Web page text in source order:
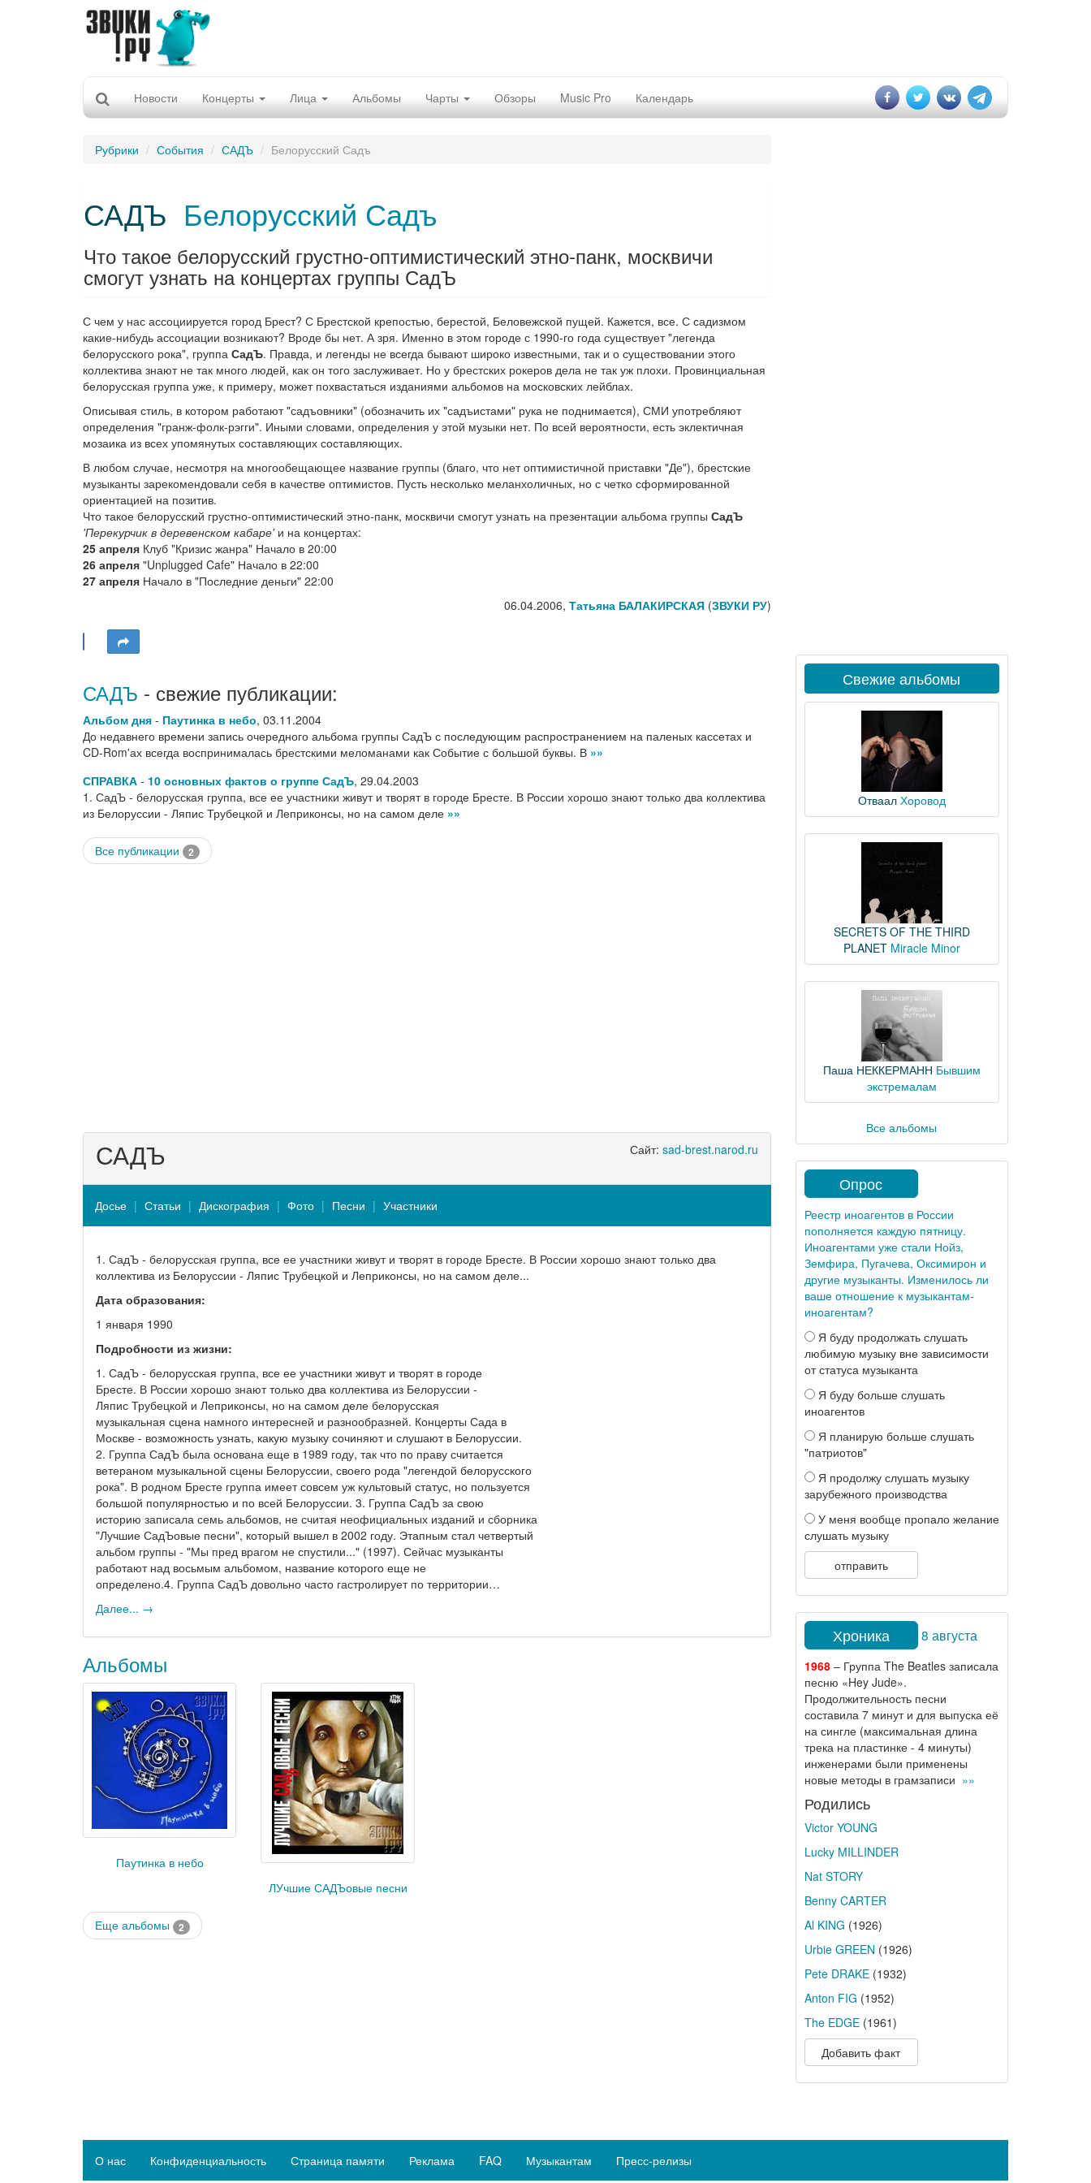
Новости Концерты Лица Альбомы Чарты Обзоры Music Pro Календарь
Рубрики События САДЪ Белорусский Садъ
САДЪ Белорусский Садъ
Что такое белорусский грустно-оптимистический этно-панк, москвичи
смогут узнать на концертах группы СадЪ
С чем у нас ассоциируется город Брест? С Брестской крепостью, берестой, Беловежской пущей. Кажется, все. С садизмом
какие-нибудь ассоциации возникают? Вроде бы нет. А зря. Именно в этом городе с 1990-го года существует "легенда
белорусского рока", группа СадЪ. Правда, и легенды не всегда бывают широко известными, так и о существовании этого
коллектива знают не так много людей, как он того заслуживает. Но у брестских рокеров дела не так уж плохи. Провинциальная
белорусская группа уже, к примеру, может похвастаться изданиями альбомов на московских лейблах.
Описывая стиль, в котором работают "садъовники" (обозначить их "садъистами" рука не поднимается), СМИ употребляют
определения "гранж-фолк-рэгги". Иными словами, определения у этой музыки нет. По всей вероятности, есть эклектичная
мозаика из всех упомянутых составляющих составляющих.
В любом случае, несмотря на многообещающее название группы (благо, что нет оптимистичной приставки "Де"), брестские
музыканты зарекомендовали себя в качестве оптимистов. Пусть несколько меланхоличных, но с четко сформированной
ориентацией на позитив.
Что такое белорусский грустно-оптимистический этно-панк, москвичи смогут узнать на презентации альбома группы СадЪ
'Перекурчик в деревенском кабаре'и на концертах:
25 апреля Клуб "Кризис жанра" Начало в 20:00
26 апреля "Unplugged Cafe" Начало в 22:00
27 апреля Начало в "Последние деньги" 22:00
06.04.2006, Татьяна БАЛАКИРСКАЯ(ЗВУКИ РУ)
САДЪ - свежие публикации:
Альбом дня - Паутинка в небо, 03.11.2004
До недавнего времени запись очередного альбома группы СадЪ с последующим распространением на паленых кассетах и
CD-Rom'ах всегда воспринималась брестскими меломанами как Событие с большой буквы. В »»
СПРАВКА - 10 основных фактов о группе СадЪ, 29.04.2003
1. СадЪ - белорусская группа, все ее участники живут и творят в городе Бресте. В России хорошо знают только два коллектива
из Белоруссии - Ляпис Трубецкой и Леприконсы, но на самом деле »»
Все публикации 2
Сайт: sad-brest.narod.ru
САДЪ
Досье Статьи Дискография Фото Песни Участники
1. СадЪ - белорусская группа, все ее участники живут и творят в городе Бресте. В России хорошо знают только два
коллектива из Белоруссии - Ляпис Трубецкой и Леприконсы, но на самом деле...
Дата образования:
1 января 1990
Подробности из жизни:
1. СадЪ - белорусская группа, все ее участники живут и творят в городе
Бресте. В России хорошо знают только два коллектива из Белоруссии -
Ляпис Трубецкой и Леприконсы, но на самом деле белорусская
музыкальная сцена намного интересней и разнообразней. Концерты Сада в
Москве - возможность узнать, какую музыку сочиняют и слушают в Белоруссии.
2. Группа СадЪ была основана еще в 1989 году, так что по праву считается
ветераном музыкальной сцены Белоруссии, своего рода "легендой белорусского
рока". В родном Бресте группа имеет совсем уж культовый статус, но пользуется
большой популярностью и по всей Белоруссии. 3. Группа СадЪ за свою
историю записала семь альбомов, не считая неофициальных изданий и сборника
"Лучшие СадЪовые песни", который вышел в 2002 году. Этапным стал четвертый
альбом группы - "Мы пред врагом не спустили..." (1997). Сейчас музыканты
работают над восьмым альбомом, название которого еще не
определено.4. Группа СадЪ довольно часто гастролирует по территории…
Далее... →
Альбомы
Паутинка в небо
ЛУчшие САДЪовые песни
Еще альбомы 2
Свежие альбомы
Отваал Хоровод
SECRETS OF THE THIRD
PLANET Miracle Minor
Паша НЕККЕРМАНН Бывшим
экстремалам
Все альбомы
Опрос
Реестр иноагентов в России
пополняется каждую пятницу.
Иноагентами уже стали Нойз,
Земфира, Пугачева, Оксимирон и
другие музыканты. Изменилось ли
ваше отношение к музыкантам-
иноагентам?
Я буду продолжать слушать
любимую музыку вне зависимости
от статуса музыканта
Я буду больше слушать
иноагентов
Я планирую больше слушать
"патриотов"
Я продолжу слушать музыку
зарубежного производства
У меня вообще пропало желание
слушать музыку
отправить
Хроника 8 августа
1968– Группа The Beatles записала
песню «Hey Jude».
Продолжительность песни
составила 7 минут и для выпуска её
на сингле (максимальная длина
трека на пластинке - 4 минуты)
инженерами были применены
новые методы в грамзаписи »»
Родились
Victor YOUNG
Lucky MILLINDER
Nat STORY
Benny CARTER
Al KING (1926)
Urbie GREEN (1926)
Pete DRAKE(1932)
Anton FIG (1952)
The EDGE(1961)
Добавить факт
О нас Конфиденциальность Страница памяти Реклама FAQ Музыкантам Пресс-релизы